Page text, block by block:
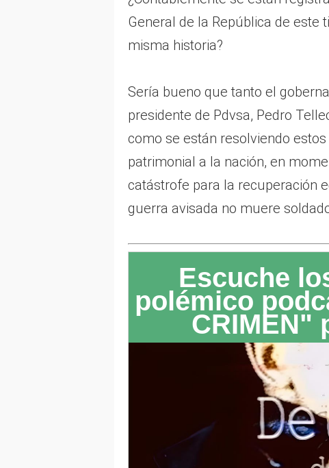
General de la República de este
misma historia?
Sería bueno que tanto el
presidente de Pdvsa, Pedro
como se están resolviendo
patrimonial a la nación, en
catástrofe para la recuperación
guerra avisada no muere
Escuche
polémico
CRIMEN"